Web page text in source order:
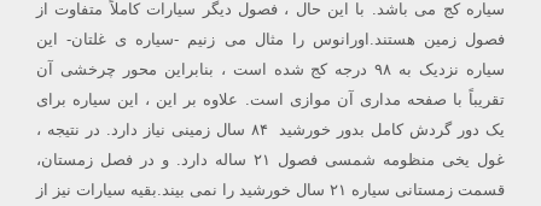
سیاره کج می باشد. با این حال ، فصول دیگر سیارات کاملاً متفاوت از
فصول زمین هستند.اورانوس را مثال می زنیم -سیاره ی غلتان- این
سیاره نزدیک به ۹۸ درجه کج شده است ، بنابراین محور چرخشی آن
تقریباً با صفحه مداری آن موازی است. علاوه بر این ، این سیاره برای
یک دور گردش کامل بدور خورشید ۸۴ سال زمینی نیاز دارد. در نتیجه ،
غول یخی منظومه شمسی فصول ۲۱ ساله دارد. و در فصل زمستان،
قسمت زمستانی سیاره ۲۱ سال خورشید را نمی بیند.بقیه سیارات نیز از